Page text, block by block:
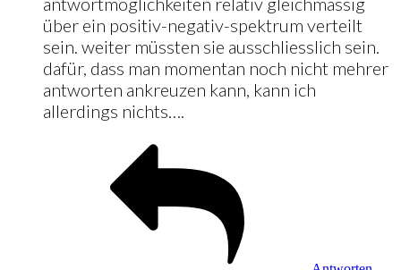
über ein positiv-negativ-spektrum verteilt
sein. weiter müssten sie ausschliesslich sein.
dafür, dass man momentan noch nicht mehrer
antworten ankreuzen kann, kann ich
allerdings nichts….